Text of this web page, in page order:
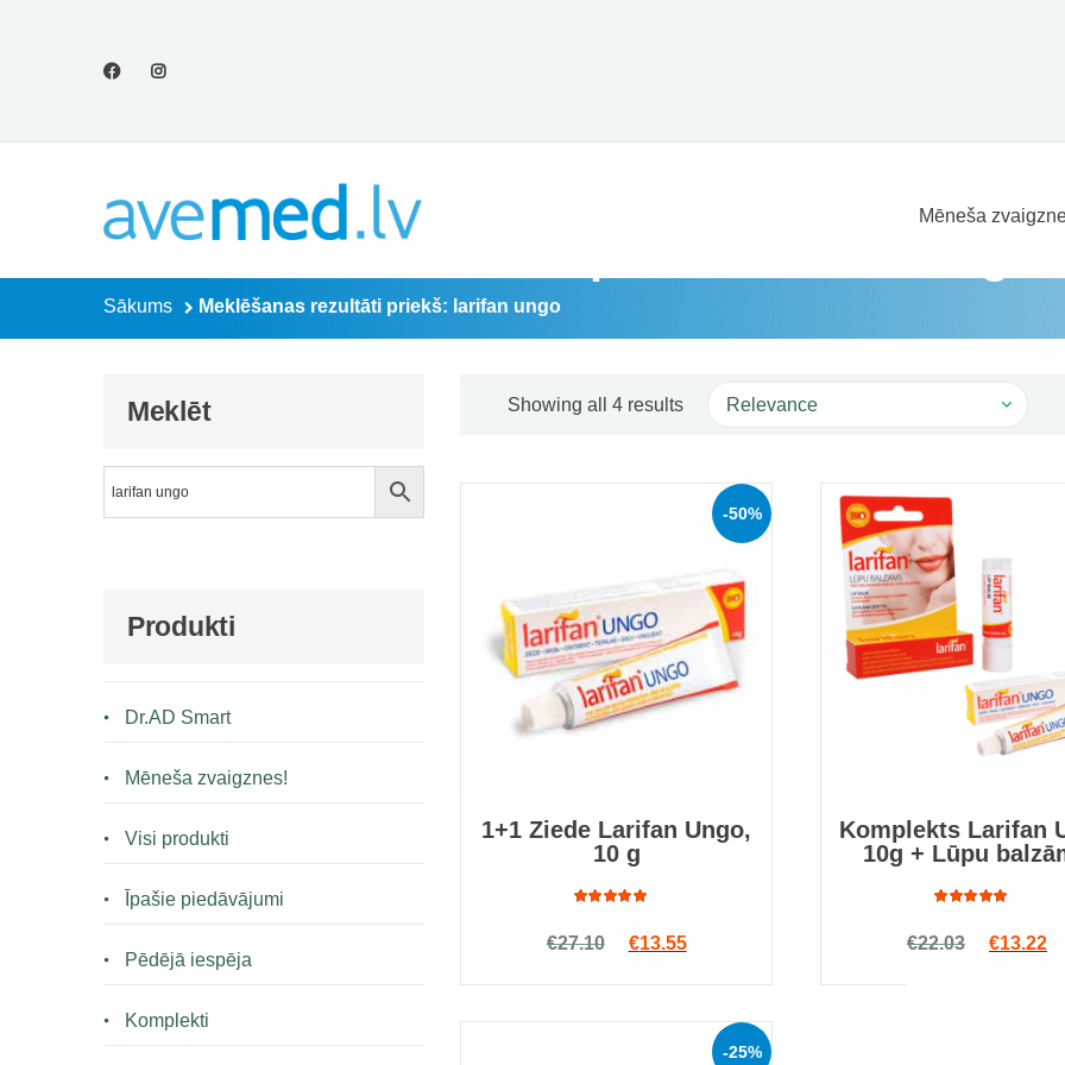
Mēneša
Meklēšanas rezultāti priekš: larifan ungo
Sākums Meklēšanas rezultāti priekš: larifan ungo
Showing all 4 resultsSorted by popularity
-50%
1+1 Ziede Larifan Ungo,
10 g
5.00
out
€27.10 Original price was: €27.10.
€13.55Current price is: €13.55.
Komplekts Larifan
10g + Lūpu
5.00
out
€22.03 Original
€13.22
-25%
Meklēt
Produkti
Dr.AD Smart
Mēneša zvaigznes!
Visi produkti
Īpašie piedāvājumi
Pēdējā iespēja
Komplekti